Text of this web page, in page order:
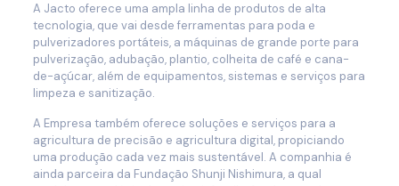
A Jacto oferece uma ampla linha de produtos de alta
tecnologia, que vai desde ferramentas para poda e
pulverizadores portáteis, a máquinas de grande porte para
pulverização, adubação, plantio, colheita de café e cana-
de-açúcar, além de equipamentos, sistemas e serviços para
limpeza e sanitização.
A Empresa também oferece soluções e serviços para a
agricultura de precisão e agricultura digital, propiciando
uma produção cada vez mais sustentável. A companhia é
ainda parceira da Fundação Shunji Nishimura, a qual